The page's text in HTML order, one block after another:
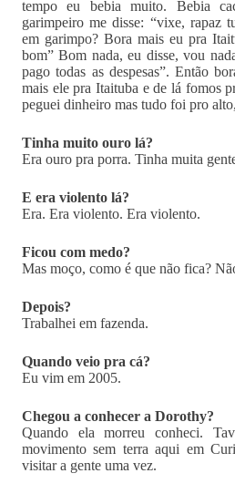
tempo eu bebia muito. Bebia
garimpeiro me disse: “vixe, rapaz
em garimpo? Bora mais eu pra
bom” Bom nada, eu disse, vou
pago todas as despesas”. Então
mais ele pra Itaituba e de lá fomos
peguei dinheiro mas tudo foi pro
Tinha muito ouro lá?
Era ouro pra porra. Tinha muita
E era violento lá?
Era. Era violento. Era violento.
Ficou com medo?
Mas moço, como é que não fica?
Depois?
Trabalhei em fazenda.
Quando veio pra cá?
Eu vim em 2005.
Chegou a conhecer a Dorothy?
Quando ela morreu conheci.
movimento sem terra aqui em
visitar a gente uma vez.